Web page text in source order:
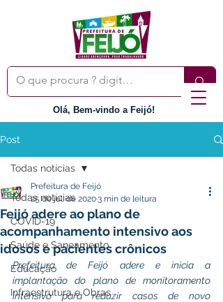
Olá, Bem-vindo a Feijó!
Post
Todas notícias
COVID-19
Saúde e Saneamento
Educação
Infraestrutura e Obras
Todas notícias
Feijó adere ao plano de
acompanhamento intensivo aos
idosos e pacientes crônicos
Prefeitura de Feijó
25 de jul. de 20203 min de leitura
Prefeitura de Feijó adere e inicia a
implantação do plano de monitoramento
intensivo para reduzir casos de novo